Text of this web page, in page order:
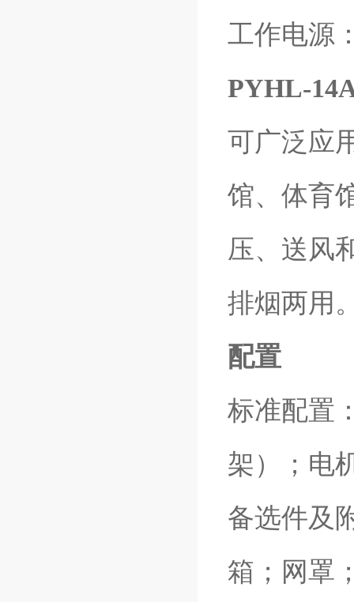
工作电源
PYHL-
可广泛应
馆、体育
压、送风
排烟两用
配置
标准配置
架）；电
备选件及
箱；网罩